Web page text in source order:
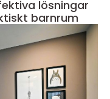
lösningar
barnrum